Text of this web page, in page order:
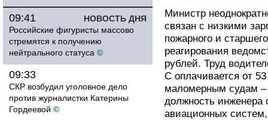
НОВОСТЬ ДНЯ
09:41
Российские фигуристы массово
стремятся к получению
нейтрального статуса ©
09:33
СКР возбудил уголовное дело
против журналистки Катерины
Гордеевой ©
Министр
связан с низкими
пожарного и
реагирования
рублей. Труд
C оплачивается от
маломерным судам –
должность инженера
авиационных